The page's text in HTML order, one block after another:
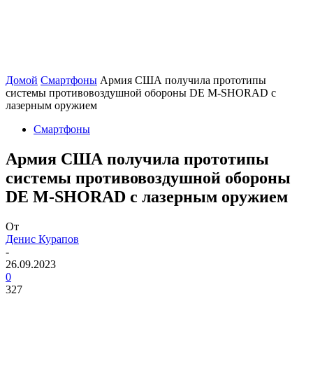
Домой Смартфоны Армия США получила прототипы
системы противовоздушной обороны DE M-SHORAD с
лазерным оружием
Смартфоны
Армия США получила прототипы
системы противовоздушной обороны
DE M-SHORAD с лазерным оружием
От
Денис Курапов
-
26.09.2023
0
327